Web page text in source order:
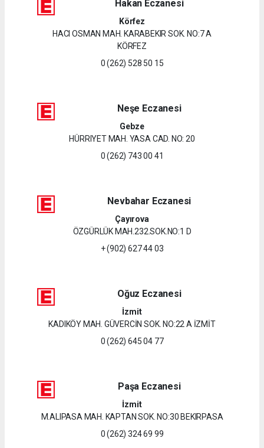
Hakan Eczanesi
Körfez
HACI OSMAN MAH. KARABEKIR SOK. NO:7 A
KÖRFEZ
0 (262) 528 50 15
Neşe Eczanesi
Gebze
HÜRRIYET MAH. YASA CAD. NO: 20
0 (262) 743 00 41
Nevbahar Eczanesi
Çayırova
ÖZGÜRLÜK MAH.232.SOK.NO:1 D
+ (902) 627 44 03
Oğuz Eczanesi
İzmit
KADIKÖY MAH. GÜVERCİN SOK. NO:22 A İZMİT
0 (262) 645 04 77
Paşa Eczanesi
İzmit
M.ALIPASA MAH. KAPTAN SOK. NO:30 BEKIRPASA
0 (262) 324 69 99